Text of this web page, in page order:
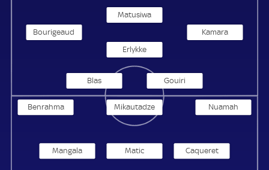
Matusiwa
Bourigeaud
Kamara
Erlykke
Blas Gouiri
Caqueret
Matic
Mangala
Nuamah
Mikautadze
Benrahma